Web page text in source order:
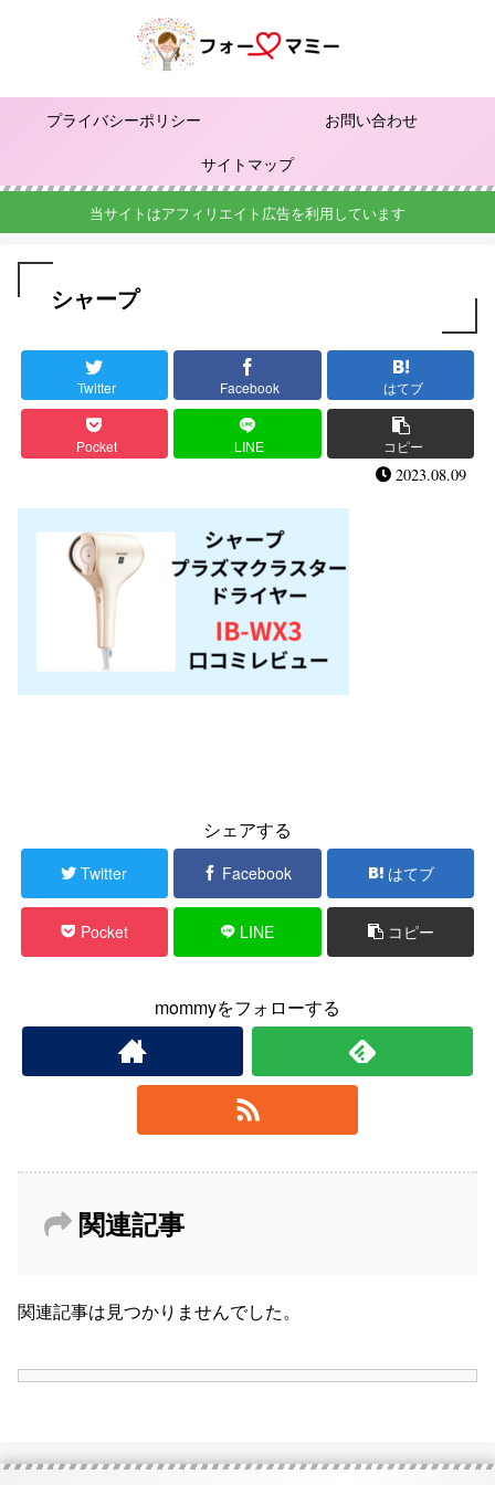
プライバシーポリシー
お問い合わせ
サイトマップ
当サイトはアフィリエイト広告を利用しています
シャープ
Twitter Facebook はてブ
Pocket LINE コピー
2023.08.09
シェアする
Twitter Facebook はてブ
Pocket LINE コピー
mommyをフォローする
関連記事
関連記事は見つかりませんでした。